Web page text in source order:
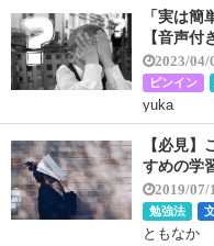
「実は
【音声付
2023/04/
ピンイン
yuka
【必見
すめの学
2019/07/
勉強法
ともなか